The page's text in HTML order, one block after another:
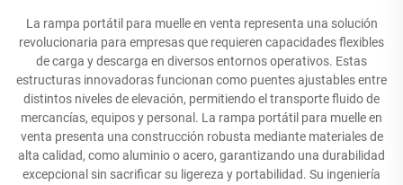
La rampa portátil para muelle en venta representa una solución
revolucionaria para empresas que requieren capacidades flexibles
de carga y descarga en diversos entornos operativos. Estas
estructuras innovadoras funcionan como puentes ajustables entre
distintos niveles de elevación, permitiendo el transporte fluido de
mercancías, equipos y personal. La rampa portátil para muelle en
venta presenta una construcción robusta mediante materiales de
alta calidad, como aluminio o acero, garantizando una durabilidad
excepcional sin sacrificar su ligereza y portabilidad. Su ingeniería